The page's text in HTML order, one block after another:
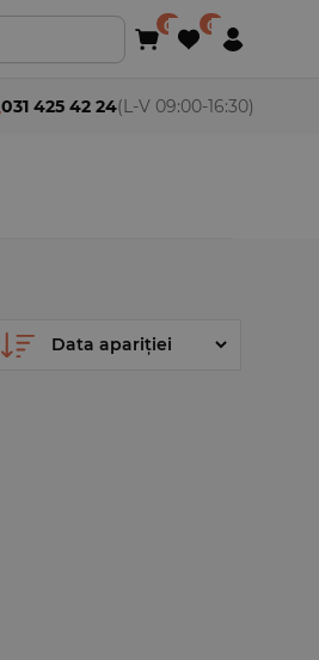
031 425 42 24(L-V 09:00-16:30)